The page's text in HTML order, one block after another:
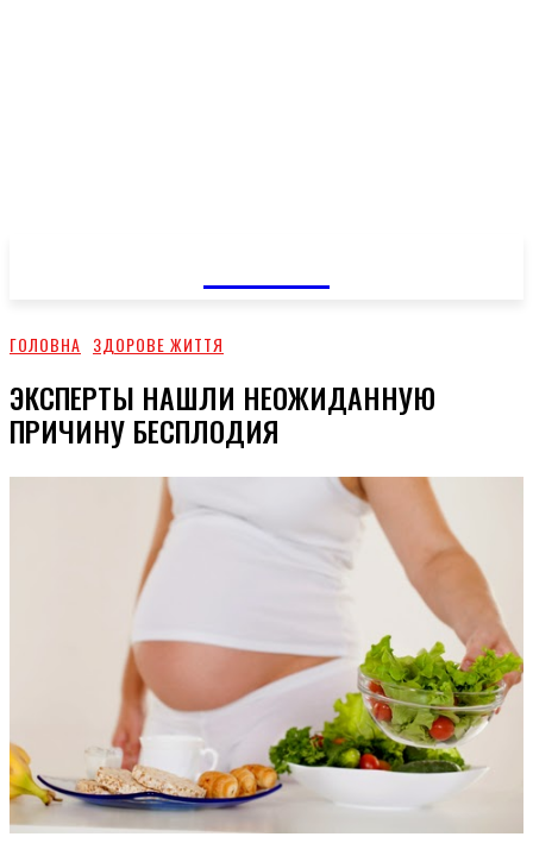
ГОЛОВНА ЗДОРОВЕ ЖИТТЯ
ЭКСПЕРТЫ НАШЛИ НЕОЖИДАННУЮ
ПРИЧИНУ БЕСПЛОДИЯ